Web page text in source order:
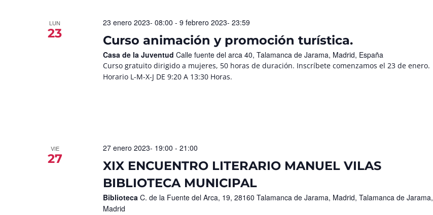
LUN
23 Curso animación y promoción turística.
23 enero 2023- 08:00 - 9 febrero 2023- 23:59
Casa de la Juventud Calle fuente del arca 40, Talamanca de Jarama, Madrid, España
Curso gratuito dirigido a mujeres, 50 horas de duración. Inscríbete comenzamos el 23 de enero.
Horario L-M-X-J DE 9:20 A 13:30 Horas.
VIE
27
XIX ENCUENTRO LITERARIO MANUEL VILAS
BIBLIOTECA MUNICIPAL
27 enero 2023- 19:00 - 21:00
Biblioteca C. de la Fuente del Arca, 19, 28160 Talamanca de Jarama, Madrid, Talamanca de Jarama,
Madrid